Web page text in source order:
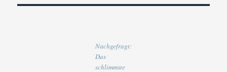
Nachgefragt:
Das
schlimmste